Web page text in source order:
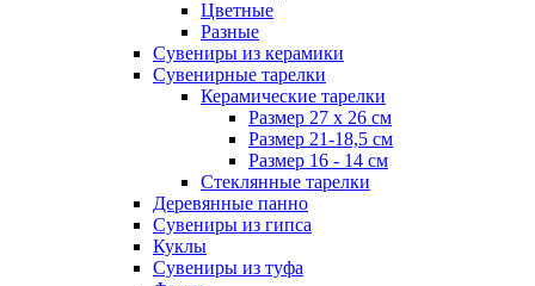
Цветные
Разные
Сувениры из керамики
Сувенирные тарелки
Керамические тарелки
Размер 27 х 26 см
Размер 21-18,5 см
Размер 16 - 14 см
Стеклянные тарелки
Деревянные панно
Сувениры из гипса
Куклы
Сувениры из туфа